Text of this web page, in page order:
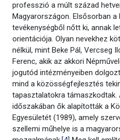
professzió a múlt század
Magyarországon. Elsősorban
tevékenységből nőtt ki, annak
orientációja. Olyan nevekhez
nélkül, mint Beke Pál, Vercseg
Ferenc, akik az akkori
jogutód intézményeiben
mind a közösségfejlesztés
tapasztalatokra támaszkodtak.
időszakában ők alapították a
Egyesületét (1989), amely
szellemi műhelye is a